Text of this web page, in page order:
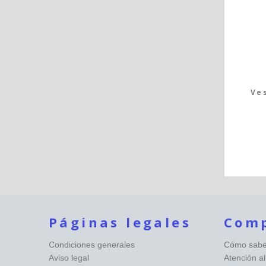
Páginas legales
Condiciones generales
Aviso legal
Cómo
Atención